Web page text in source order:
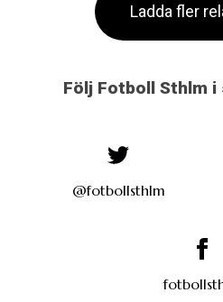
Ladda fler
Följ Fotboll Sthlm i
@fotbollsthlm